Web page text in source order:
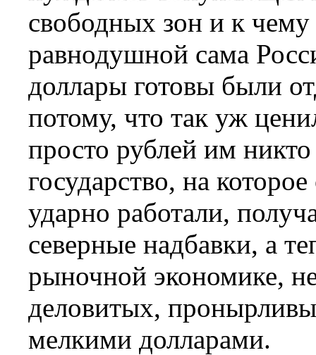
свободных зон и к
равнодушной сама
доллары готовы были
потому, что так уж
просто рублей им
государство, на
ударно работали,
северные надбавки, а
рыночной экономике,
деловитых,
мелкими долларами.